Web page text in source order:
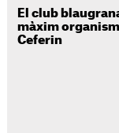
El club
màxim
Ceferin